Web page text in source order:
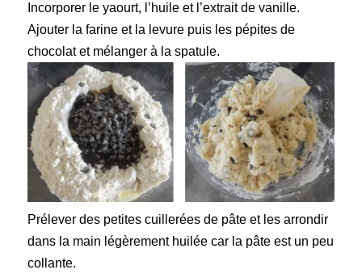
Incorporer le yaourt, l’huile et l’extrait de vanille.
Ajouter la farine et la levure puis les pépites de
chocolat et mélanger à la spatule.
Prélever des petites cuillerées de pâte et les arrondir
dans la main légèrement huilée car la pâte est un peu
collante.